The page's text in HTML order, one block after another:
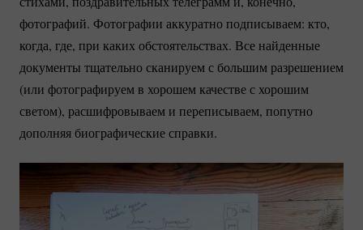
фотографий. Фотографии аккуратно подписываем: кто,
когда, где, при каких обстоятельствах. Все найденные
документы тщательно сканируем с большим разрешением
(или фотографируем в хорошем качестве с хорошим
светом), расшифровываем и переписываем, попутно
дополняя биографические справки.